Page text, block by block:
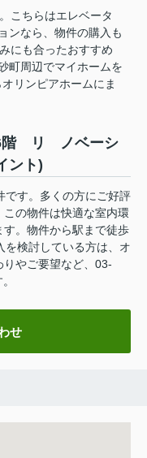
こちらはエレベータ
ンなら、物件の購入も
にも合ったおすすめ
町周辺でマイホームを
リンピアホームにま
階 リ ノベーシ
ント)
です。多くの方にご好評
の物件は快適な室内環
。物件から駅まで徒歩
を検討している方は、オ
りやご要望など、03-
せ